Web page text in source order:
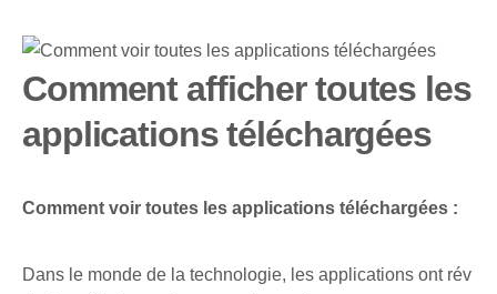
Comment afficher toutes les
applications téléchargées
Comment voir toutes les applications téléchargées‌ :
Dans le monde de la technologie, les applications ont rév